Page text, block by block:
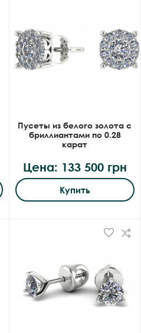
Пусеты из белого золота с
бриллиантами по 0.28
карат
Цена: 133 500 грн
Купить